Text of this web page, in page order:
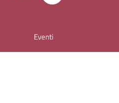
Eventi